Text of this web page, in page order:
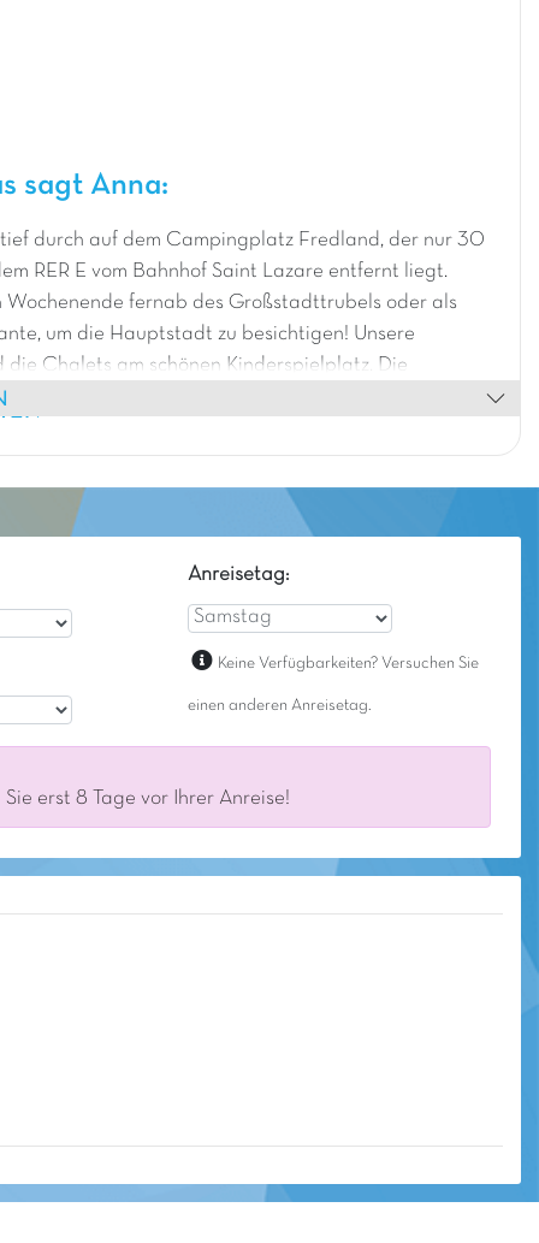
sagt Anna:
tief durch auf dem Campingplatz Fredland, der nur 30
RER E vom Bahnhof Saint Lazare entfernt liegt.
Wochenende fernab des Großstadttrubels oder als
um die Hauptstadt zu besichtigen! Unsere
die Chalets am schönen Kinderspielplatz. Die
werden Ihre Kinder begeistern!
Anreisetag:
Keine Verfügbarkeiten? Versuchen Sie
einen anderen Anreisetag.
erst 8 Tage vor Ihrer Anreise!